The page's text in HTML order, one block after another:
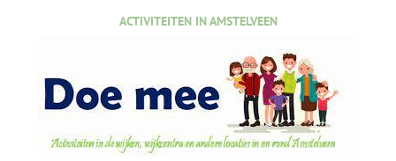
ACTIVITEITEN IN AMSTELVEEN